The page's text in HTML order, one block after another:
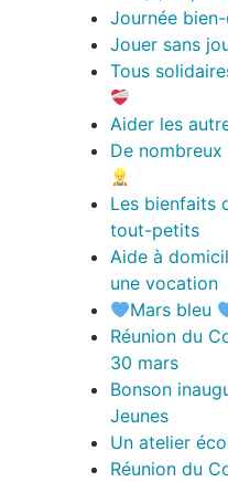
Journée
Jouer sans
Tous
Aider les
De
Les bienfaits
tout-petits
Aide à
une vocation
Mars bleu
Réunion du
30 mars
Bonson
Jeunes
Un atelier
Réunion du